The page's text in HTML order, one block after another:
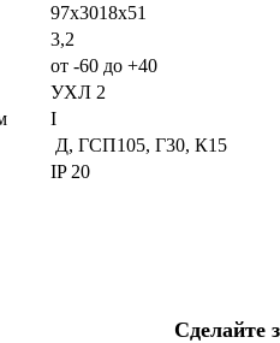
97х3018х51
3,2
от -60 до +40
УХЛ 2
I
Д, ГСП105, Г30, К15
IP 20
Сделайте